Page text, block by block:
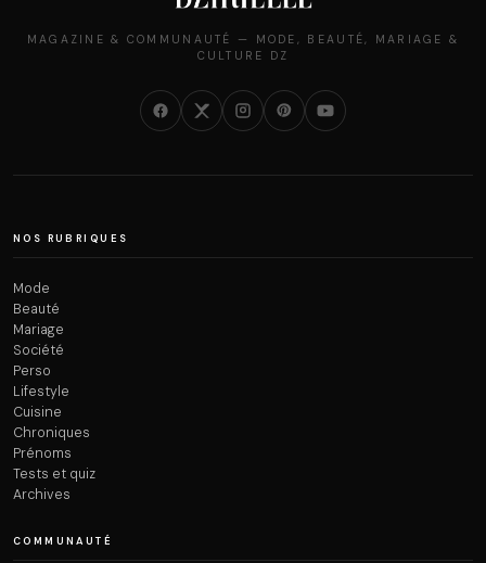
MAGAZINE & COMMUNAUTÉ — MODE, BEAUTÉ, MARIAGE &
CULTURE DZ
NOS RUBRIQUES
Mode
Beauté
Mariage
Société
Perso
Lifestyle
Cuisine
Chroniques
Prénoms
Tests et quiz
Archives
COMMUNAUTÉ